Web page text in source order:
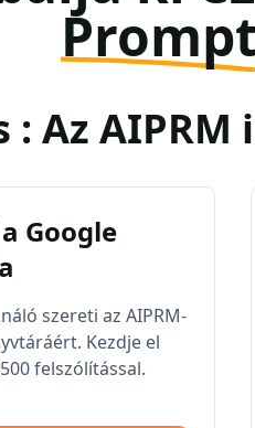
: Az
Google
szereti az AIPRM-
Kezdje el
felszólítással.